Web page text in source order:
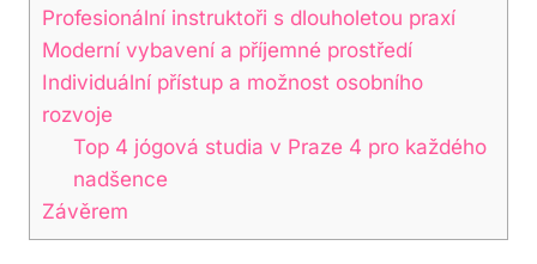
Profesionální instruktoři s dlouholetou praxí
Moderní⁣ vybavení a příjemné⁢ prostředí
Individuální ‌přístup a⁢ možnost osobního
rozvoje
Top 4 ​jógová studia v ​Praze 4 pro každého
nadšence
Závěrem